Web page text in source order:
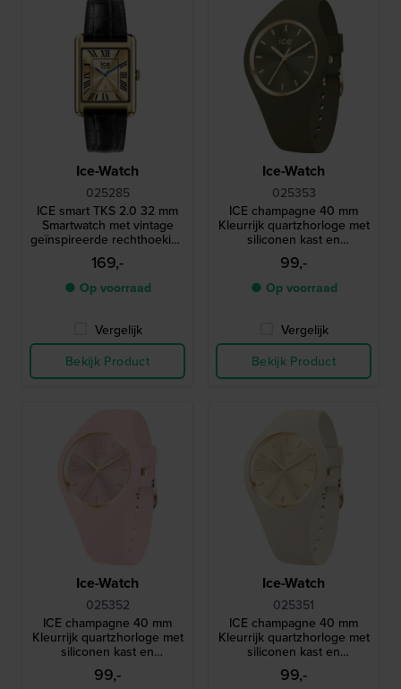
Ice-Watch
025285
ICE smart TKS 2.0 32 mm
Smartwatch met vintage
geïnspireerde rechthoekige
kast en 1,41" Amoled
touchscreen
169,-
● Op voorraad
Vergelijk
Bekijk Product
Ice-Watch
025353
ICE champagne 40 mm
Kleurrijk quartzhorloge met
siliconen kast en
geïntegreerde band
99,-
● Op voorraad
Vergelijk
Bekijk Product
Ice-Watch
025352
ICE champagne 40 mm
Kleurrijk quartzhorloge met
siliconen kast en
geïntegreerde band
99,-
Ice-Watch
025351
ICE champagne 40 mm
Kleurrijk quartzhorloge met
siliconen kast en
geïntegreerde band
99,-